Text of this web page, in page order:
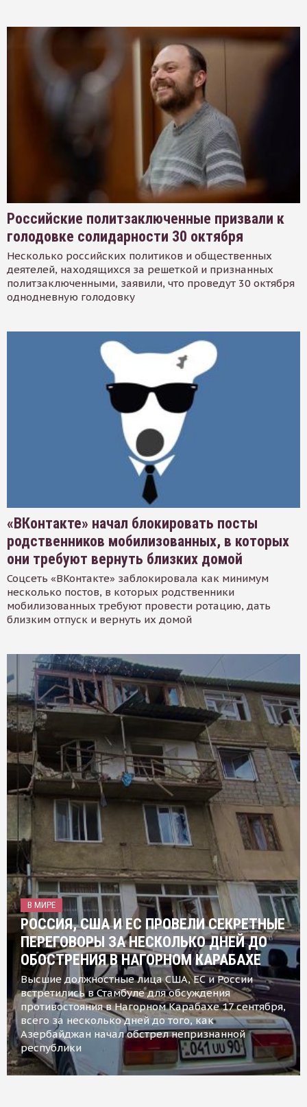
Российские политзаключенные призвали к
голодовке солидарности 30 октября
Несколько российских политиков и общественных
деятелей, находящихся за решеткой и признанных
политзаключенными, заявили, что проведут 30 октября
однодневную голодовку
«ВКонтакте» начал блокировать посты
родственников мобилизованных, в которых
они требуют вернуть близких домой
Соцсеть «ВКонтакте» заблокировала как минимум
несколько постов, в которых родственники
мобилизованных требуют провести ротацию, дать
близким отпуск и вернуть их домой
В МИРЕ
РОССИЯ, США И ЕС ПРОВЕЛИ СЕКРЕТНЫЕ
ПЕРЕГОВОРЫ ЗА НЕСКОЛЬКО ДНЕЙ ДО
ОБОСТРЕНИЯ В НАГОРНОМ КАРАБАХЕ
Высшие должностные лица США, ЕС и России
встретились в Стамбуле для обсуждения
противостояния в Нагорном Карабахе 17 сентября,
всего за несколько дней до того, как
Азербайджан начал обстрел непризнанной
республики